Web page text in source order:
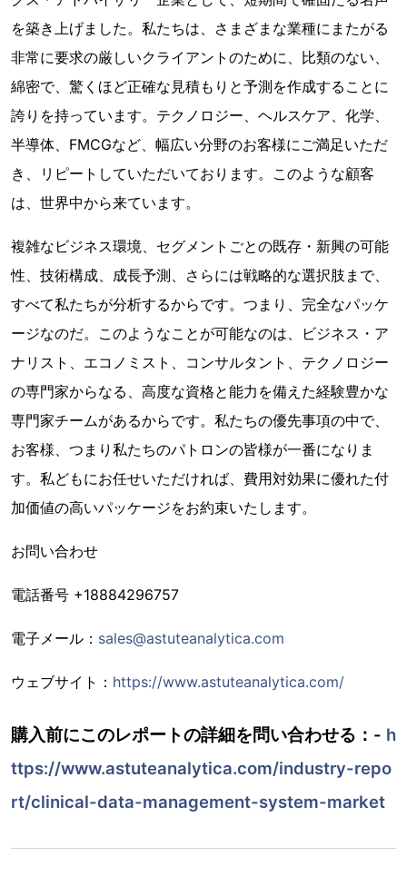
を築き上げました。私たちは、さまざまな業種にまたがる
非常に要求の厳しいクライアントのために、比類のない、
綿密で、驚くほど正確な見積もりと予測を作成することに
誇りを持っています。テクノロジー、ヘルスケア、化学、
半導体、FMCGなど、幅広い分野のお客様にご満足いただ
き、リピートしていただいております。このような顧客
は、世界中から来ています。
複雑なビジネス環境、セグメントごとの既存・新興の可能
性、技術構成、成長予測、さらには戦略的な選択肢まで、
すべて私たちが分析するからです。つまり、完全なパッケ
ージなのだ。このようなことが可能なのは、ビジネス・ア
ナリスト、エコノミスト、コンサルタント、テクノロジー
の専門家からなる、高度な資格と能力を備えた経験豊かな
専門家チームがあるからです。私たちの優先事項の中で、
お客様、つまり私たちのパトロンの皆様が一番になりま
す。私どもにお任せいただければ、費用対効果に優れた付
加価値の高いパッケージをお約束いたします。
お問い合わせ
電話番号 +18884296757
電子メール： sales@astuteanalytica.com
ウェブサイト： https://www.astuteanalytica.com/
購入前にこのレポートの詳細を問い合わせる：- h
ttps://www.astuteanalytica.com/industry-repo
rt/clinical-data-management-system-market